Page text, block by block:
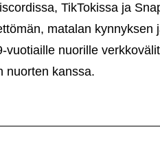
TikTokissa ja
matalan kynnyksen
nuorille
nuorten kanssa.